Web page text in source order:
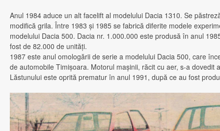
Anul 1984 aduce un alt facelift al modelului Dacia 1310. Se
modifică grila. Între 1983 şi 1985 se fabrică diferite modele
modelului Dacia 500. Dacia nr. 1.000.000 este produsă în anul
fost de 82.000 de unităţi.
1987 este anul omologării de serie a modelului Dacia 500, care
de automobile Timişoara. Motorul maşinii, răcit cu aer, s-a dovedit
Lăstunului este oprită prematur în anul 1991, după ce au fost